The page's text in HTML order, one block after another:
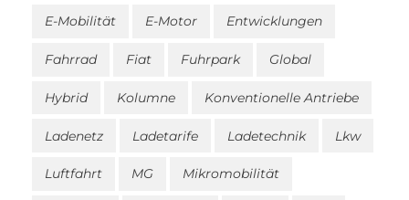
E-Mobilität E-Motor Entwicklungen
Fahrrad Fiat Fuhrpark Global
Hybrid Kolumne Konventionelle Antriebe
Ladenetz Ladetarife Ladetechnik Lkw
Luftfahrt MG Mikromobilität